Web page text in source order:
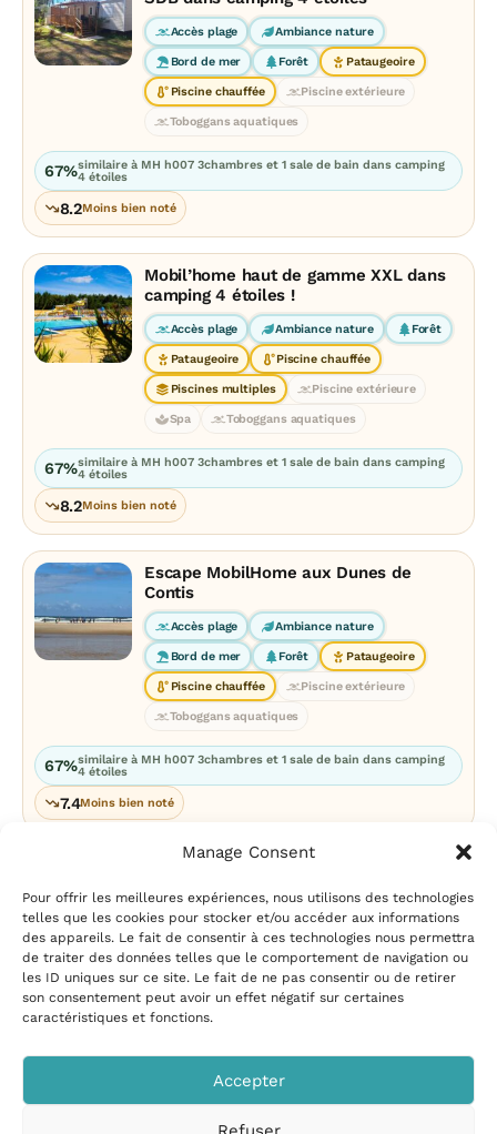
Manage Consent
Pour offrir les meilleures expériences, nous utilisons des technologies
telles que les cookies pour stocker et/ou accéder aux informations
des appareils. Le fait de consentir à ces technologies nous permettra
de traiter des données telles que le comportement de navigation ou
les ID uniques sur ce site. Le fait de ne pas consentir ou de retirer
son consentement peut avoir un effet négatif sur certaines
caractéristiques et fonctions.
Accepter
Accès plage Ambiance nature
Bord de mer Forêt Pataugeoire
Piscine chauffée Piscine extérieure
Toboggans aquatiques
67%similaire à MH h007 3chambres et 1 sale de bain dans camping
4 étoiles
8.2Moins bien noté
Mobil’home haut de gamme XXL dans
camping 4 étoiles !
Accès plage Ambiance nature Forêt
Pataugeoire Piscine chauffée
Piscines multiples Piscine extérieure
Spa Toboggans aquatiques
67%similaire à MH h007 3chambres et 1 sale de bain dans camping
4 étoiles
8.2Moins bien noté
Escape MobilHome aux Dunes de
Contis
Accès plage Ambiance nature
Bord de mer Forêt Pataugeoire
Piscine chauffée Piscine extérieure
Toboggans aquatiques
67%similaire à MH h007 3chambres et 1 sale de bain dans camping
4 étoiles
7.4Moins bien noté
Mentions légales|Politique
de confidentialité
suggestions|Politique de
cookies